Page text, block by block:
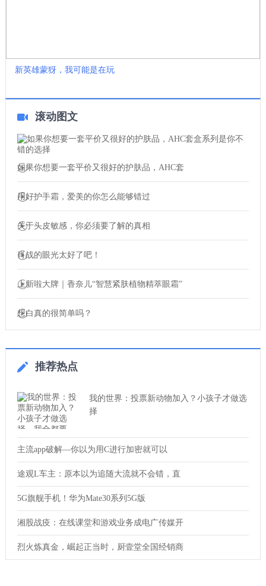
新英雄蒙犽，我可能是在玩
滚动图文
如果你想要一套平价又很好的护肤品，AHC套
用好护手霜，爱美的你怎么能够错过
关于头皮敏感，你必须要了解的真相
肖战的眼光太好了吧！
上新啦大牌｜香奈儿“智慧紧肤植物精萃眼霜”
想白真的很简单吗？
推荐热点
我的世界：投票新动物加入？小孩子才做选
择
主流app破解—你以为用C进行加密就可以
途观L车主：原本以为追随大流就不会错，直
5G旗舰手机！华为Mate30系列5G版
湘股战疫：在线课堂和游戏业务成电广传媒开
烈火炼真金，崛起正当时，厨壹堂全国经销商